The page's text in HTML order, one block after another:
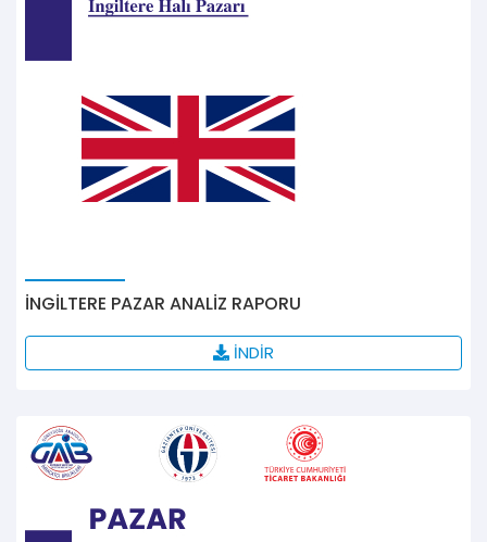
İNGİLTERE PAZAR ANALİZ RAPORU
İNDİR